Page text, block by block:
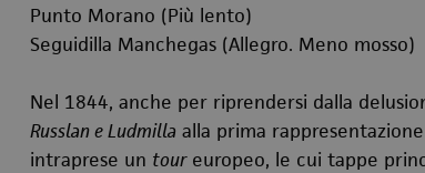
Punto Morano (Più lento)
Seguidilla Manchegas (Allegro. Meno mosso)
Nel 1844, anche per riprendersi dalla
Russlan e Ludmilla alla prima
intraprese un toureuropeo, le cui tappe